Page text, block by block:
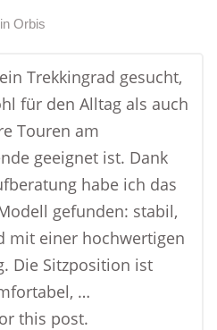
Orbis
Trekkingrad gesucht,
für den Alltag als auch
Touren am
geeignet ist. Dank
habe ich das
gefunden: stabil,
mit einer hochwertigen
Die Sitzposition ist
…
this post.